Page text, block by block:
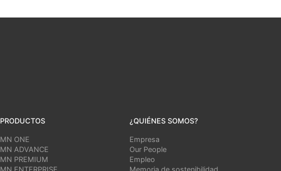
PRODUCTOS
MN ONE
MN ADVANCE
MN PREMIUM
¿QUIÉNES SOMOS?
Empresa
Our People
Empleo